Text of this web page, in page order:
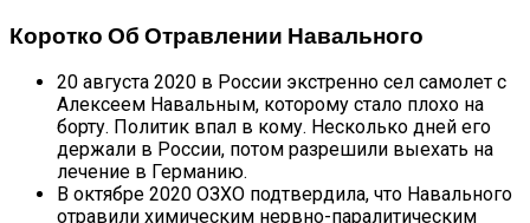
Коротко Об Отравлении Навального
20 августа 2020 в России экстренно сел самолет с
Алексеем Навальным, которому стало плохо на
борту. Политик впал в кому. Несколько дней его
держали в России, потом разрешили выехать на
лечение в Германию.
В октябре 2020 ОЗХО подтвердила, что Навального
отравили химическим нервно-паралитическим